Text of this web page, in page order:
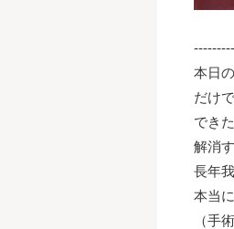
本日
だけ
でき
解消
長年
本当
（手